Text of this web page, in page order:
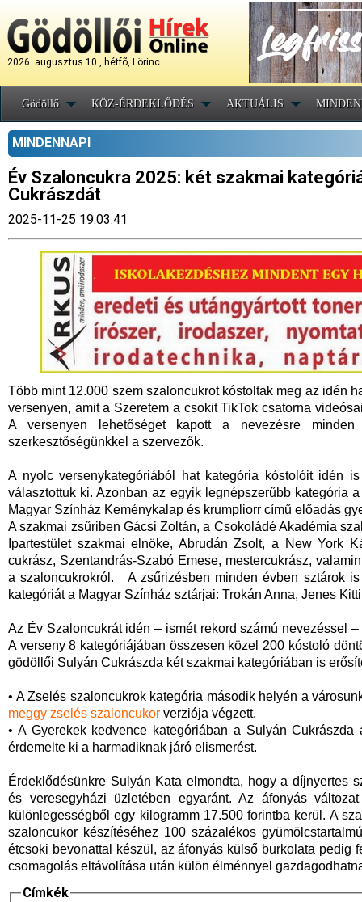
2026. augusztus 10., hétfõ, Lörinc
Gödöllő KÖZ-ÉRDEKLŐDÉS AKTUÁLIS
MINDENNAPI
Év Szaloncukra 2025: két szakmai
Cukrászdát
2025-11-25 19:03:41
Több mint 12.000 szem szaloncukrot kóstoltak meg az idén
versenyen, amit a Szeretem a csokit TikTok csatorna
A versenyen lehetőséget kapott a nevezésre
szerkesztőségünkkel a szervezők.
A nyolc versenykategóriából hat kategória kóstolóit idén
választottuk ki. Azonban az egyik legnépszerűbb kategória
Magyar Színház Keménykalap és krumpliorr című előadás
A szakmai zsűriben Gácsi Zoltán, a Csokoládé Akadémia
Ipartestület szakmai elnöke, Abrudán Zsolt, a New York
cukrász, Szentandrás-Szabó Emese, mestercukrász,
a szaloncukrokról. A zsűrizésben minden évben sztárok
kategóriát a Magyar Színház sztárjai: Trokán Anna, Jenes
Az Év Szaloncukrát idén – ismét rekord számú nevezéssel
A verseny 8 kategóriájában összesen közel 200 kóstoló
gödöllői Sulyán Cukrászda két szakmai kategóriában is
• A Zselés szaloncukrok kategória második helyén a
meggy zselés szaloncukor verziója végzett.
• A Gyerekek kedvence kategóriában a Sulyán
érdemelte ki a harmadiknak járó elismerést.
Érdeklődésünkre Sulyán Kata elmondta, hogy a díjnyertes
és veresegyházi üzletében egyaránt. Az áfonyás
különlegességből egy kilogramm 17.500 forintba kerül. A
szaloncukor készítéséhez 100 százalékos
étcsoki bevonattal készül, az áfonyás külső burkolata pedig
csomagolás eltávolítása után külön élménnyel
Címkék